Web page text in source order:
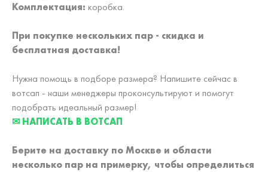
Комплектация: коробка.
При покупке нескольких пар - скидка и
бесплатная доставка!
Нужна помощь в подборе размера? Напишите сейчас в
вотсап - наши менеджеры проконсультируют и помогут
подобрать идеальный размер!
✉ НАПИСАТЬ В ВОТСАП
Берите на доставку по Москве и области
несколько пар на примерку, чтобы определиться